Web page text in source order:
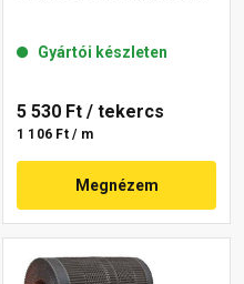
Gyártói készleten
5 530 Ft / tekercs
1 106 Ft / m
Megnézem